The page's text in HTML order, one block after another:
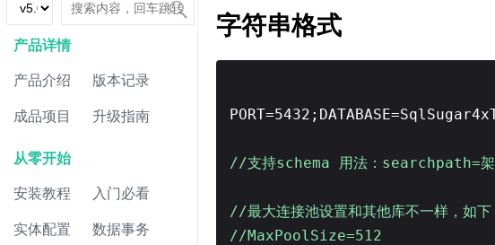
产品详情
产品介绍 版本记录
成品项目 升级指南
从零开始
安装教程 入门必看
实体配置 数据事务
字符串格式
//支持schema 用法：searchpath=架
//最大连接池设置和其他库不一样，如下
//MaxPoolSize=512